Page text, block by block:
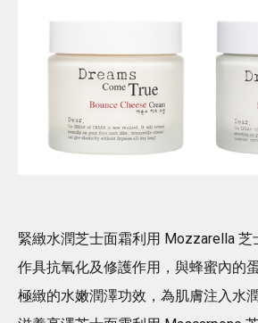
緊緻水潤芝士面霜利用 Mozzarella 芝
作具抗氧化及修護作用，與蜂蜜內的
極緻的水嫩潤澤功效，為肌膚注入水